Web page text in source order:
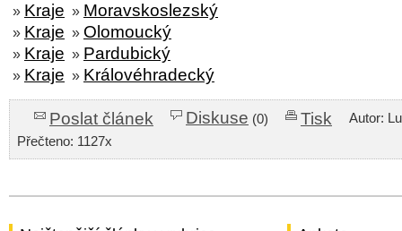
» Kraje » Moravskoslezský
» Kraje » Olomoucký
» Kraje » Pardubický
» Kraje » Královéhradecký
Poslat článek Diskuse (0) Tisk
Autor:
Přečteno: 1127x